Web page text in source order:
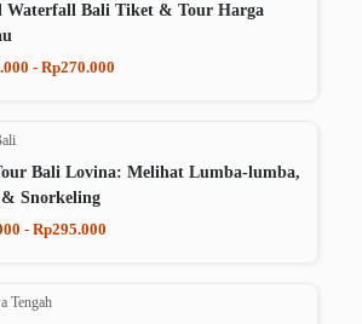
Waterfall Bali Tiket & Tour Harga
- Rp270.000
Bali Lovina: Melihat Lumba-lumba,
& Snorkeling
- Rp295.000
Tengah